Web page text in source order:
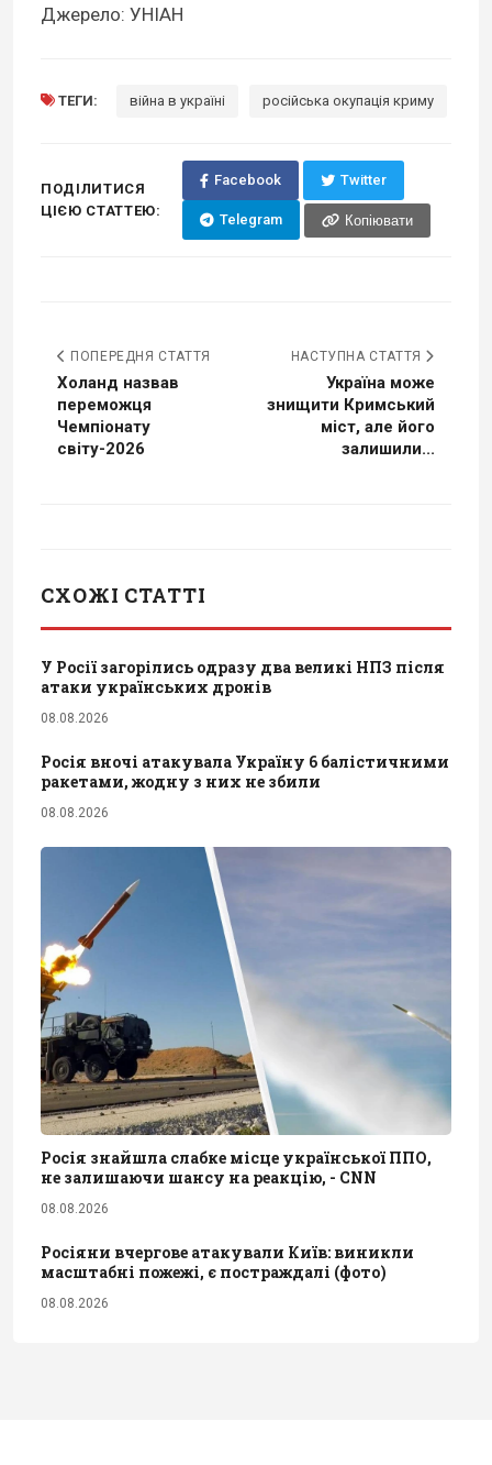
Джерело: УНІАН
ТЕГИ: війна в україні російська окупація криму
ПОДІЛИТИСЯ
ЦІЄЮ СТАТТЕЮ:
Facebook Twitter
Telegram Копіювати
ПОПЕРЕДНЯ СТАТТЯ
Холанд назвав
переможця
Чемпіонату
світу-2026
НАСТУПНА СТАТТЯ
Україна може
знищити Кримський
міст, але його
залишили...
СХОЖІ СТАТТІ
У Росії загорілись одразу два великі НПЗ після
атаки українських дронів
08.08.2026
Росія вночі атакувала Україну 6 балістичними
ракетами, жодну з них не збили
08.08.2026
Росія знайшла слабке місце української ППО,
не залишаючи шансу на реакцію, - CNN
08.08.2026
Росіяни вчергове атакували Київ: виникли
масштабні пожежі, є постраждалі (фото)
08.08.2026